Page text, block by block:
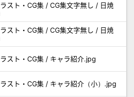
スト・CG集 / CG集文字無し / 日焼
スト・CG集 / CG集文字無し / 日焼
スト・CG集 / キャラ紹介.jpg
スト・CG集 / キャラ紹介（小）.jpg